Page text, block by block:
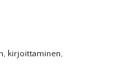
, kirjoittaminen,